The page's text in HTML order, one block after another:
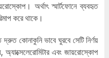
অর্থাৎ স্মার্টফোনে ব্যবহৃত
করে থাকে।
কোনাকুনি ভাবে ঘুরবে সেটি নির্ণয়
এবং জায়রোস্কোপ